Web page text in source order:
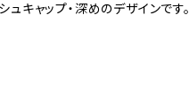
ュキャップ・深めのデザインです。